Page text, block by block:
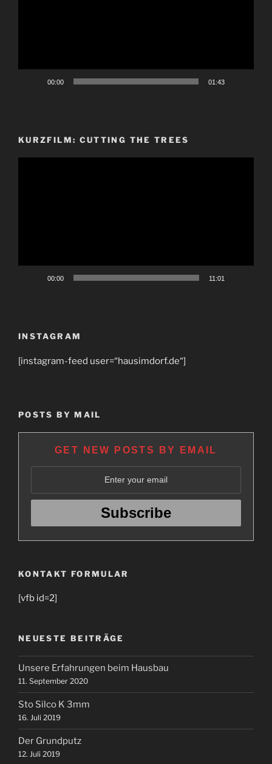
00:00 01:43
KURZFILM: CUTTING THE TREES
00:00 11:01
INSTAGRAM
[instagram-feed user=“hausimdorf.de“]
POSTS BY MAIL
GET NEW POSTS BY EMAIL
KONTAKT FORMULAR
[vfb id=2]
NEUESTE BEITRÄGE
Unsere Erfahrungen beim Hausbau
11. September 2020
Sto Silco K 3mm
16. Juli 2019
Der Grundputz
12. Juli 2019